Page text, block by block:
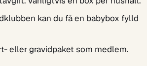
kan du få en babybox fylld
eller gravidpaket som medlem.